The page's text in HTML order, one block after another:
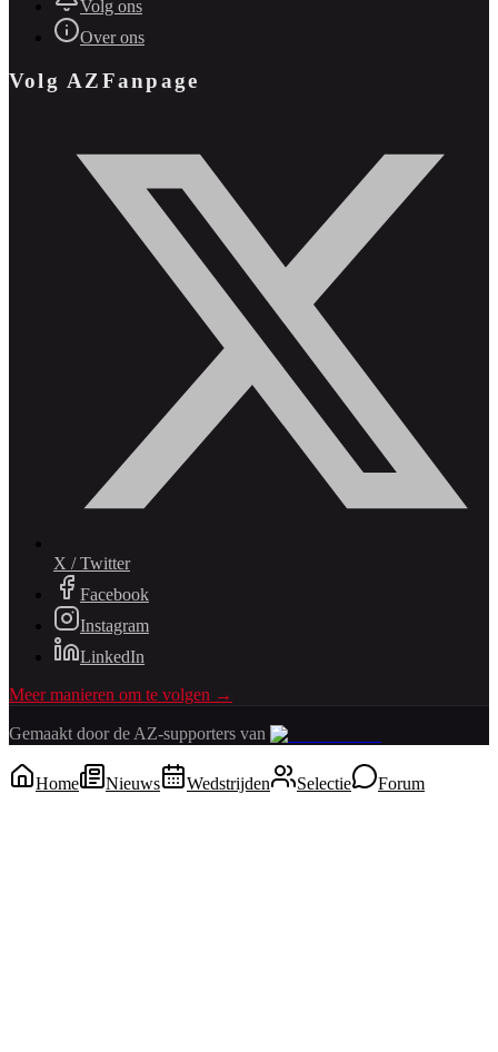
Volg ons
Over ons
Volg AZFanpage
X / Twitter
Facebook
Instagram
LinkedIn
Meer manieren om te volgen →
Gemaakt door de AZ-supporters van
Home Nieuws Wedstrijden Selectie Forum